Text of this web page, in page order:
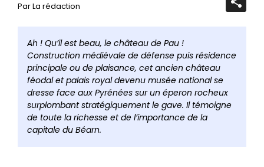
Par La rédaction
Ouvrir/
barre
Ah ! Qu’il est beau, le château de Pau !
Construction médiévale de défense puis résidence
principale ou de plaisance, cet ancien château
féodal et palais royal devenu musée national se
dresse face aux Pyrénées sur un éperon rocheux
surplombant stratégiquement le gave. Il témoigne
de toute la richesse et de l’importance de la
capitale du Béarn.